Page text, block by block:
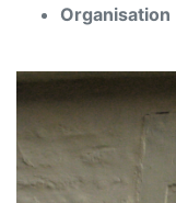
Organisation